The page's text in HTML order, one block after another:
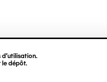
le dépôt.